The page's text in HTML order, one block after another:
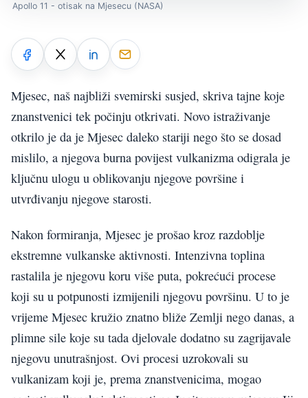
Apollo 11 - otisak na Mjesecu (NASA)
Mjesec, naš najbliži svemirski susjed, skriva tajne koje
znanstvenici tek počinju otkrivati. Novo istraživanje
otkrilo je da je Mjesec daleko stariji nego što se dosad
mislilo, a njegova burna povijest vulkanizma odigrala je
ključnu ulogu u oblikovanju njegove površine i
utvrđivanju njegove starosti.
Nakon formiranja, Mjesec je prošao kroz razdoblje
ekstremne vulkanske aktivnosti. Intenzivna toplina
rastalila je njegovu koru više puta, pokrećući procese
koji su u potpunosti izmijenili njegovu površinu. U to je
vrijeme Mjesec kružio znatno bliže Zemlji nego danas, a
plimne sile koje su tada djelovale dodatno su zagrijavale
njegovu unutrašnjost. Ovi procesi uzrokovali su
vulkanizam koji je, prema znanstvenicima, mogao